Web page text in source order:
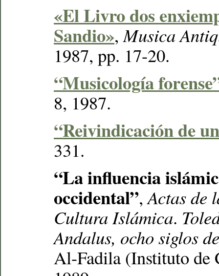
«El Livro dos
Sandio»,Musica
1987, pp. 17-20.
“Musicología
8, 1987.
“Reivindicación de
331.
“La influencia
occidental”,Actas de
Cultura Islámica.
Andalus, ocho siglos
Al-Fadila (Instituto de